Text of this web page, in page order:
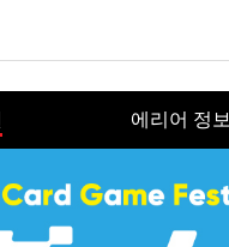
에리어 정보